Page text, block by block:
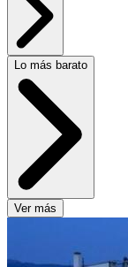
Lo más barato
Ver más